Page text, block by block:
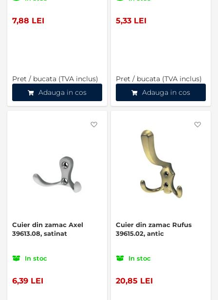
7,88 LEI
Pret / bucata (TVA inclus)
Adauga in cos
5,33 LEI
Pret / bucata (TVA inclus)
Adauga in cos
Cuier din zamac Axel
39613.08, satinat
In stoc
6,39 LEI
Cuier din zamac Rufus
39615.02, antic
In stoc
20,85 LEI